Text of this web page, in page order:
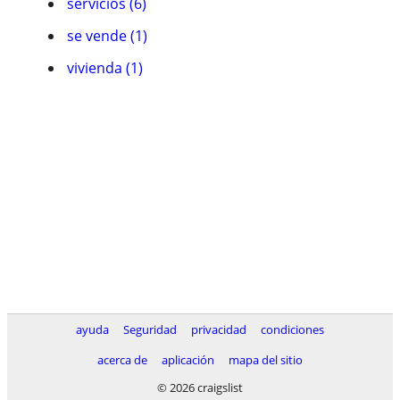
se vende (1)
vivienda (1)
ayuda Seguridad privacidad
condiciones
acerca de
aplicación
mapa del sitio
© 2026 craigslist